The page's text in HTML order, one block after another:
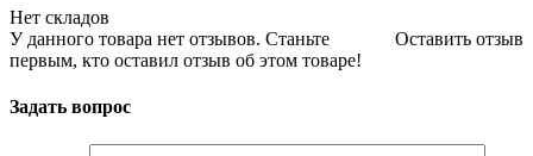
Нет складов
Оставить отзыв
У данного товара нет отзывов. Станьте
первым, кто оставил отзыв об этом товаре!
Задать вопрос